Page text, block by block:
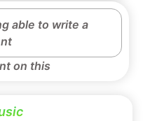
able to write a
on this